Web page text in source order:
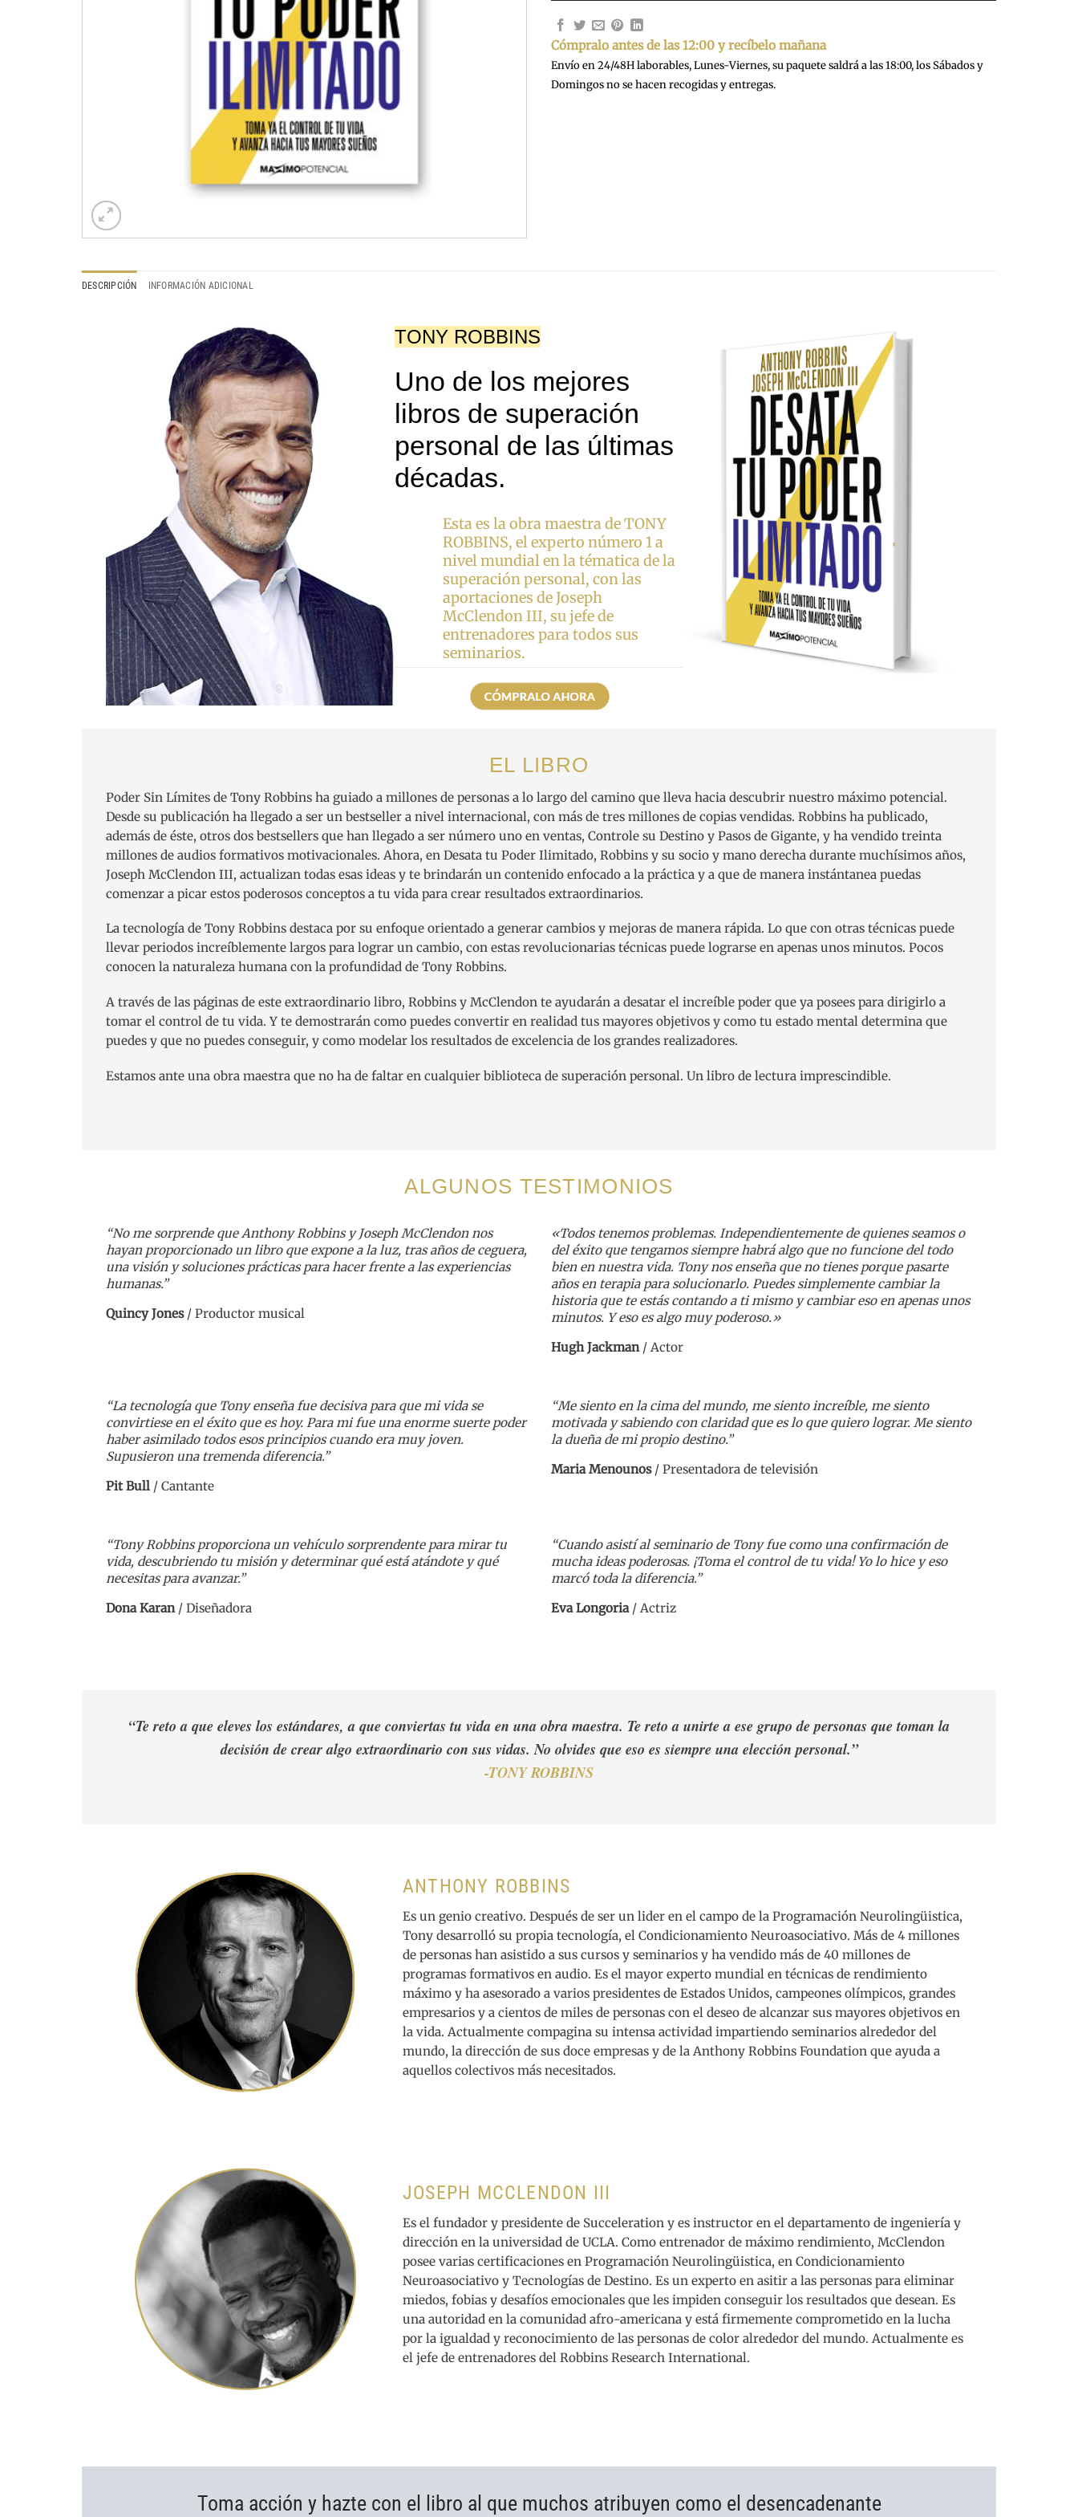
Cómpralo antes de las 12:00 y recíbelo mañana
Envío en 24/48H laborables, Lunes-Viernes, su paquete saldrá a las 18:00, los Sábados y
Domingos no se hacen recogidas y entregas.
DESCRIPCIÓN INFORMACIÓN ADICIONAL
TONY ROBBINS
Uno de los mejores
libros de superación
personal de las últimas
décadas.
Esta es la obra maestra de TONY
ROBBINS, el experto número 1 a
nivel mundial en la tématica de la
superación personal, con las
aportaciones de Joseph
McClendon III, su jefe de
entrenadores para todos sus
seminarios.
EL LIBRO
Poder Sin Límites de Tony Robbins ha guiado a millones de personas a lo largo del camino que lleva hacia descubrir nuestro máximo potencial.
Desde su publicación ha llegado a ser un bestseller a nivel internacional, con más de tres millones de copias vendidas. Robbins ha publicado,
además de éste, otros dos bestsellers que han llegado a ser número uno en ventas, Controle su Destino y Pasos de Gigante, y ha vendido treinta
millones de audios formativos motivacionales. Ahora, en Desata tu Poder Ilimitado, Robbins y su socio y mano derecha durante muchísimos años,
Joseph McClendon III, actualizan todas esas ideas y te brindarán un contenido enfocado a la práctica y a que de manera instántanea puedas
comenzar a picar estos poderosos conceptos a tu vida para crear resultados extraordinarios.
La tecnología de Tony Robbins destaca por su enfoque orientado a generar cambios y mejoras de manera rápida. Lo que con otras técnicas puede
llevar periodos increíblemente largos para lograr un cambio, con estas revolucionarias técnicas puede lograrse en apenas unos minutos. Pocos
conocen la naturaleza humana con la profundidad de Tony Robbins.
A través de las páginas de este extraordinario libro, Robbins y McClendon te ayudarán a desatar el increíble poder que ya posees para dirigirlo a
tomar el control de tu vida. Y te demostrarán como puedes convertir en realidad tus mayores objetivos y como tu estado mental determina que
puedes y que no puedes conseguir, y como modelar los resultados de excelencia de los grandes realizadores.
Estamos ante una obra maestra que no ha de faltar en cualquier biblioteca de superación personal. Un libro de lectura imprescindible.
ALGUNOS TESTIMONIOS
“No me sorprende que Anthony Robbins y Joseph McClendon nos
hayan proporcionado un libro que expone a la luz, tras años de ceguera,
una visión y soluciones prácticas para hacer frente a las experiencias
humanas.”
Quincy Jones / Productor musical
«Todos tenemos problemas. Independientemente de quienes seamos o
del éxito que tengamos siempre habrá algo que no funcione del todo
bien en nuestra vida. Tony nos enseña que no tienes porque pasarte
años en terapia para solucionarlo. Puedes simplemente cambiar la
historia que te estás contando a ti mismo y cambiar eso en apenas unos
minutos. Y eso es algo muy poderoso.»
Hugh Jackman / Actor
“La tecnología que Tony enseña fue decisiva para que mi vida se
convirtiese en el éxito que es hoy. Para mi fue una enorme suerte poder
haber asimilado todos esos principios cuando era muy joven.
Supusieron una tremenda diferencia.”
Pit Bull / Cantante
“Me siento en la cima del mundo, me siento increíble, me siento
motivada y sabiendo con claridad que es lo que quiero lograr. Me siento
la dueña de mi propio destino.”
Maria Menounos / Presentadora de televisión
“Tony Robbins proporciona un vehículo sorprendente para mirar tu
vida, descubriendo tu misión y determinar qué está atándote y qué
necesitas para avanzar.”
Dona Karan / Diseñadora
“Cuando asistí al seminario de Tony fue como una confirmación de
mucha ideas poderosas. ¡Toma el control de tu vida! Yo lo hice y eso
marcó toda la diferencia.”
Eva Longoria / Actriz
“Te reto a que eleves los estándares, a que conviertas tu vida en una obra maestra. Te reto a unirte a ese grupo de personas que toman la
decisión de crear algo extraordinario con sus vidas. No olvides que eso es siempre una elección personal.”
-TONY ROBBINS
ANTHONY ROBBINS
Es un genio creativo. Después de ser un lider en el campo de la Programación Neurolingüistica,
Tony desarrolló su propia tecnología, el Condicionamiento Neuroasociativo. Más de 4 millones
de personas han asistido a sus cursos y seminarios y ha vendido más de 40 millones de
programas formativos en audio. Es el mayor experto mundial en técnicas de rendimiento
máximo y ha asesorado a varios presidentes de Estados Unidos, campeones olímpicos, grandes
empresarios y a cientos de miles de personas con el deseo de alcanzar sus mayores objetivos en
la vida. Actualmente compagina su intensa actividad impartiendo seminarios alrededor del
mundo, la dirección de sus doce empresas y de la Anthony Robbins Foundation que ayuda a
aquellos colectivos más necesitados.
JOSEPH MCCLENDON III
Es el fundador y presidente de Succeleration y es instructor en el departamento de ingeniería y
dirección en la universidad de UCLA. Como entrenador de máximo rendimiento, McClendon
posee varias certificaciones en Programación Neurolingüistica, en Condicionamiento
Neuroasociativo y Tecnologías de Destino. Es un experto en asitir a las personas para eliminar
miedos, fobias y desafíos emocionales que les impiden conseguir los resultados que desean. Es
una autoridad en la comunidad afro-americana y está firmemente comprometido en la lucha
por la igualdad y reconocimiento de las personas de color alrededor del mundo. Actualmente es
el jefe de entrenadores del Robbins Research International.
Toma acción y hazte con el libro al que muchos atribuyen como el desencadenante